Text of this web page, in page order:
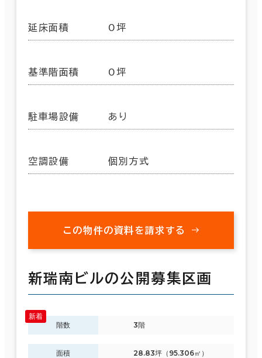
延床面積 0坪
基準階面積 0坪
駐車場設備 あり
空調設備 個別方式
この物件の資料を請求する
新瑞南ビルの公開募集区画
階数 3階
面積 28.83坪（95.306㎡）